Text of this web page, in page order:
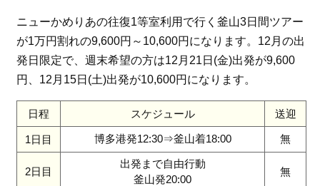
ニューかめりあの往復1等室利用で行く釜山3日間ツアー
が1万円割れの9,600円～10,600円になります。12月の出
発日限定で、週末希望の方は12月21日(金)出発が9,600
円、12月15日(土)出発が10,600円になります。
日程 スケジュール 送迎
1日目 博多港発12:30⇒釜山着18:00 無
2日目
出発まで自由行動
釜山発20:00
無